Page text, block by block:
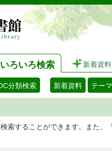
いろいろ検索 新着資料
分類検索 新着資料 テー
索することができます。また